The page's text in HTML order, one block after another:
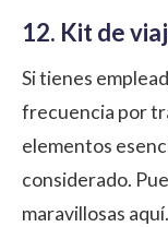
12. Kit de
Si tienes
frecuencia por
elementos
considerado.
maravillosas aquí.